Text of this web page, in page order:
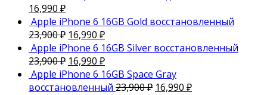
16,990 ₽
Apple iPhone 6 16GB Gold восстановленный
23,900₽ 16,990 ₽
Apple iPhone 6 16GB Silver восстановленный
23,900₽ 16,990 ₽
Apple iPhone 6 16GB Space Gray
восстановленный 23,900₽ 16,990 ₽